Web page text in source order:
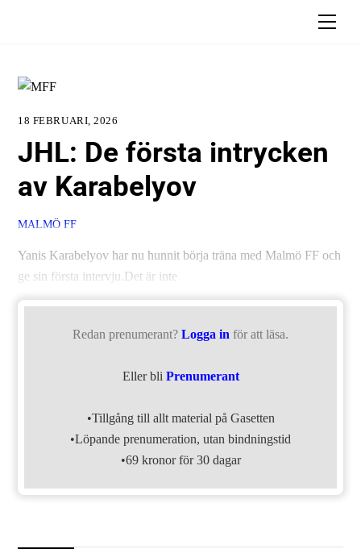
18 FEBRUARI, 2026
JHL: De första intrycken
av Karabelyov
MALMÖ FF
Yanis Karabelyov har nu hunnit börja träna med Malmö FF och
ge sin första intervju.Det är inte
Redan prenumerant? Logga in för att läsa.
Eller bli Prenumerant
•Tillgång till allt material på Gasetten
•Löpande prenumeration, utan bindningstid
•69 kronor för 30 dagar